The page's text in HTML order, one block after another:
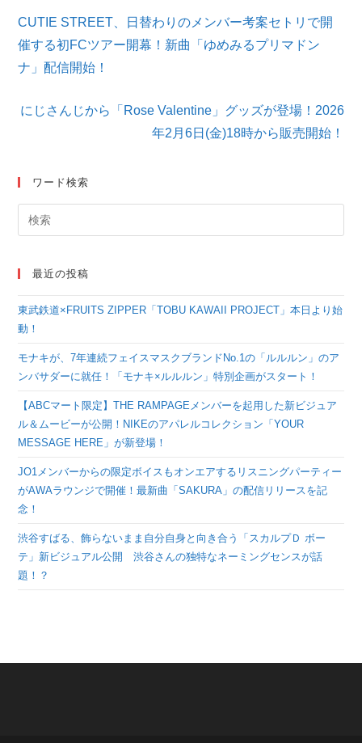
そ
の
他
の
記
を
CUTIE STREET、日替わりのメンバー考案セトリで開
催する初FCツアー開幕！新曲「ゆめみるプリマドン
ナ」配信開始！
にじさんじから「Rose Valentine」グッズが登場！2026
年2月6日(金)18時から販売開始！
ワード検索
最近の投稿
東武鉄道×FRUITS ZIPPER「TOBU KAWAII PROJECT」本日より始
動！
モナキが、7年連続フェイスマスクブランドNo.1の「ルルルン」のア
ンバサダーに就任！「モナキ×ルルルン」特別企画がスタート！
【ABCマート限定】THE RAMPAGEメンバーを起用した新ビジュア
ル＆ムービーが公開！NIKEのアパレルコレクション「YOUR
MESSAGE HERE」が新登場！
JO1メンバーからの限定ボイスもオンエアするリスニングパーティー
がAWAラウンジで開催！最新曲「SAKURA」の配信リリースを記
念！
渋谷すばる、飾らないまま自分自身と向き合う「スカルプＤ ボー
テ」新ビジュアル公開 渋谷さんの独特なネーミングセンスが話
題！？